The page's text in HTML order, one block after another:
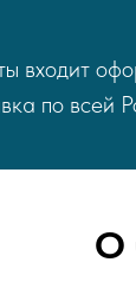
входит
по всей
О